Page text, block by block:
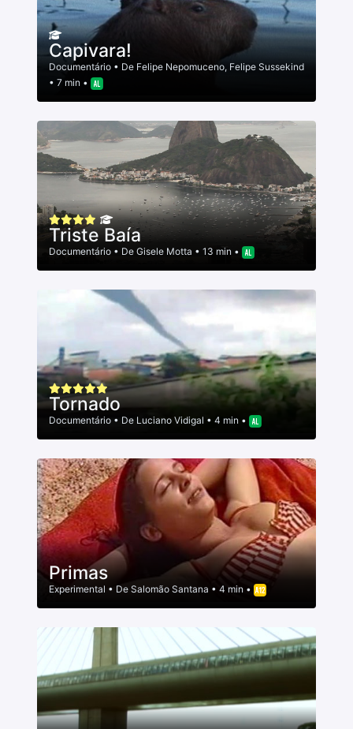
Capivara!
Documentário • De Felipe Nepomuceno, Felipe Sussekind
• 7 min •
Triste Baía
Documentário • De Gisele Motta • 13 min •
Tornado
Documentário • De Luciano Vidigal • 4 min •
Primas
Experimental • De Salomão Santana • 4 min •